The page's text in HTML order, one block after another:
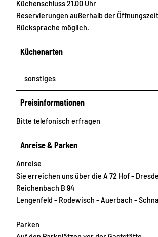
Küchenschluss 21.00 Uhr
Reservierungen außerhalb der
Rücksprache möglich.
Küchenarten
sonstiges
Preisinformationen
Bitte telefonisch erfragen
Anreise & Parken
Anreise
Sie erreichen uns über die A 72 Hof -
Reichenbach B 94
Lengenfeld - Rodewisch - Auerbach -
Parken